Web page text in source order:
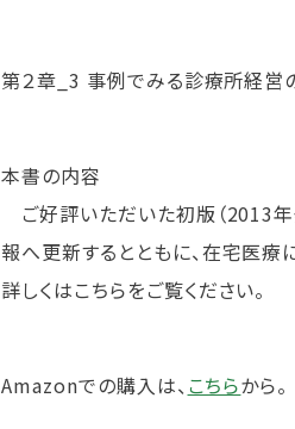
第２章_3 事例でみる診療所経営
本書の内容
ご好評いただいた初版（2013年
報へ更新するとともに、在宅医療
詳しくはこちらをご覧ください。
Amazonでの購入は、 こちらから。